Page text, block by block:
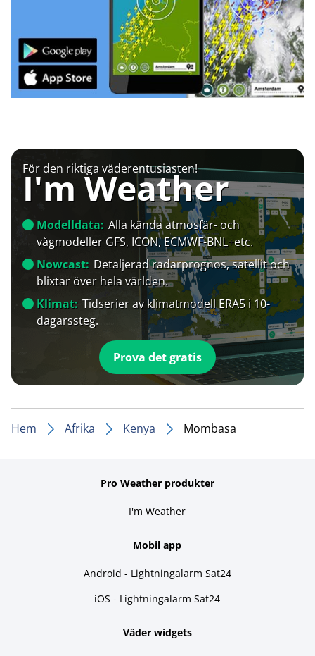
För den riktiga väderentusiasten!
I'm Weather
Modelldata: Alla kända atmosfär- och
vågmodeller GFS, ICON, ECMWF-BNL+etc.
Nowcast: Detaljerad radarprognos, satellit och
blixtar över hela världen.
Klimat: Tidserier av klimatmodell ERA5 i 10-
dagarssteg.
Prova det gratis
Hem Afrika Kenya Mombasa
Pro Weather produkter
I'm Weather
Mobil app
Android - Lightningalarm Sat24
iOS - Lightningalarm Sat24
Väder widgets